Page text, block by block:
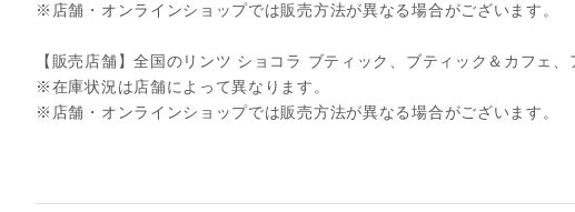
※店舗・オンラインショップでは販売方法が異なる場合がございます。
【販売店舗】全国のリンツ ショコラ ブティック、ブティック＆カフェ
※在庫状況は店舗によって異なります。
※店舗・オンラインショップでは販売方法が異なる場合がございます。